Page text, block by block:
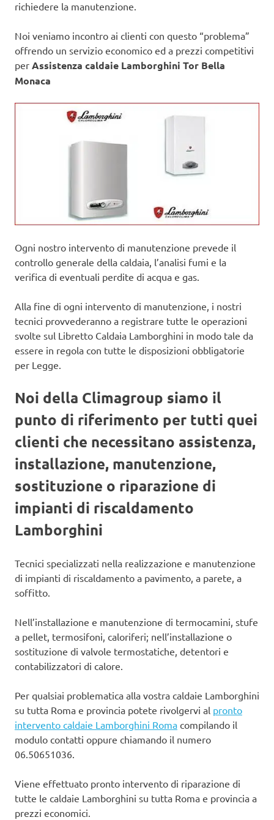
richiedere la manutenzione.
Noi veniamo incontro ai clienti con questo “problema”
offrendo un servizio economico ed a prezzi competitivi
per Assistenza caldaie Lamborghini Tor Bella
Monaca
Ogni nostro intervento di manutenzione prevede il
controllo generale della caldaia, l’analisi fumi e la
verifica di eventuali perdite di acqua e gas.
Alla fine di ogni intervento di manutenzione, i nostri
tecnici provvederanno a registrare tutte le operazioni
svolte sul Libretto Caldaia Lamborghini in modo tale da
essere in regola con tutte le disposizioni obbligatorie
per Legge.
Noi della Climagroup siamo il
punto di riferimento per tutti quei
clienti che necessitano assistenza,
installazione, manutenzione,
sostituzione o riparazione di
impianti di riscaldamento
Lamborghini
Tecnici specializzati nella realizzazione e manutenzione
di impianti di riscaldamento a pavimento, a parete, a
soffitto.
Nell’installazione e manutenzione di termocamini, stufe
a pellet, termosifoni, caloriferi; nell’installazione o
sostituzione di valvole termostatiche, detentori e
contabilizzatori di calore.
Per qualsiai problematica alla vostra caldaie Lamborghini
su tutta Roma e provincia potete rivolgervi al pronto
intervento caldaie Lamborghini Roma compilando il
modulo contatti oppure chiamando il numero
06.50651036.
Viene effettuato pronto intervento di riparazione di
tutte le caldaie Lamborghini su tutta Roma e provincia a
prezzi economici.